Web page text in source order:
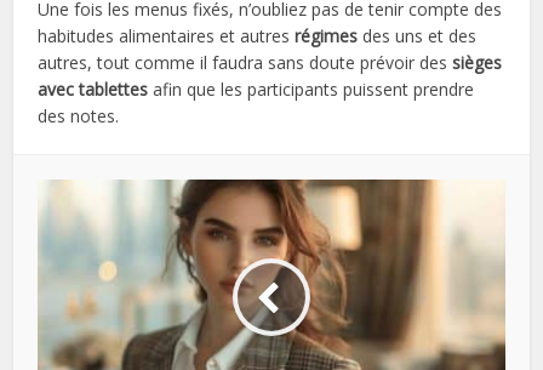
Une fois les menus fixés, n’oubliez pas de tenir compte des
habitudes alimentaires et autresrégimes des uns et des
autres, tout comme il faudra sans doute prévoir dessièges
avec tablettes afin que les participants puissent prendre
des notes.